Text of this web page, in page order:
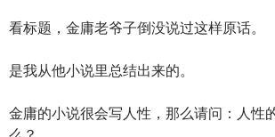
看标题，金庸老爷子倒没说过这样原话。
是我从他小说里总结出来的。
金庸的小说很会写人性，那么请问：人性